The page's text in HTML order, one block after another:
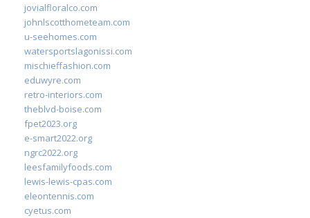
jovialfloralco.com
johnlscotthometeam.com
u-seehomes.com
watersportslagonissi.com
mischieffashion.com
eduwyre.com
retro-interiors.com
theblvd-boise.com
fpet2023.org
e-smart2022.org
ngrc2022.org
leesfamilyfoods.com
lewis-lewis-cpas.com
eleontennis.com
cyetus.com